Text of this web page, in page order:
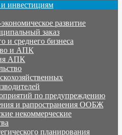
инвестициям
развитие
заказ
и среднего бизнеса
и АПК
АПК
по предупреждению
и рапространения ООБЖ
некоммерческие
планирования